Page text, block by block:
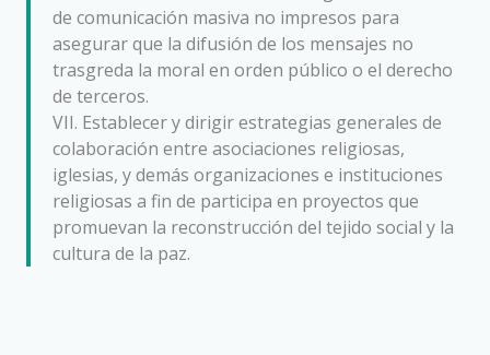
de comunicación masiva no impresos para
asegurar que la difusión de los mensajes no
trasgreda la moral en orden público o el derecho
de terceros.
VII. Establecer y dirigir estrategias generales de
colaboración entre asociaciones religiosas,
iglesias, y demás organizaciones e instituciones
religiosas a fin de participa en proyectos que
promuevan la reconstrucción del tejido social y la
cultura de la paz.